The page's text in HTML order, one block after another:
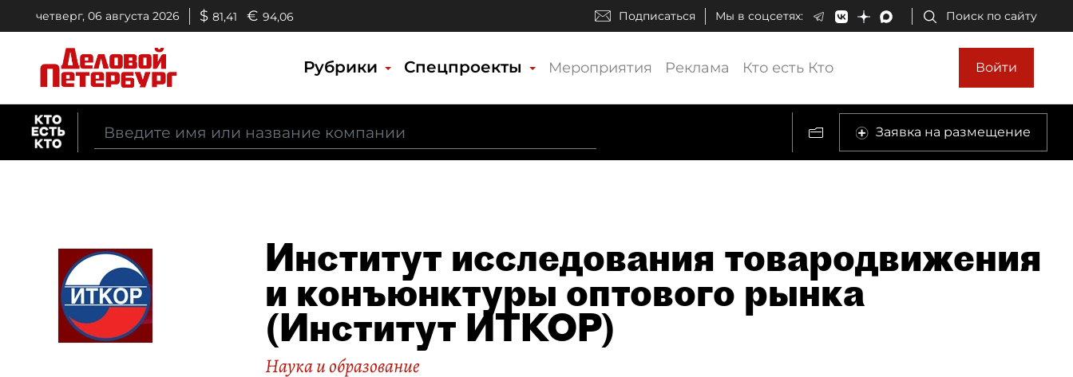
четверг, 06 августа 2026 $ 81,41 € 94,06 Подписаться Мы в соцсетях: Поиск по сайту
Рубрики Спецпроекты Мероприятия Реклама Кто есть Кто Войти
Заявка на размещение
Институт исследования товародвижения
и конъюнктуры оптового рынка
(Институт ИТКОР)
Наука и образование